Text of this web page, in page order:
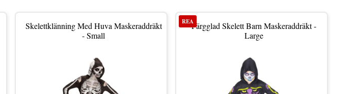
Skelettklänning Med Huva Maskeraddräkt
- Small
Färgglad Skelett Barn Maskeraddräkt -
Large
REA